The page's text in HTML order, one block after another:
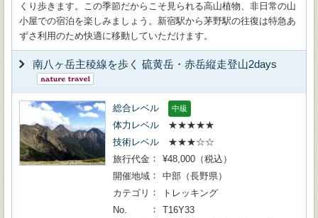
くり歩きます。この季節だからこそ見られる高山植物、非日常の山
小屋での宿泊を楽しみましょう。新宿駅から茅野駅の往復は特急あ
ずさ利用のため快適に移動していただけます。
南八ヶ岳主稜線を歩く 硫黄岳・赤岳縦走登山2days
総合レベル 中級
体力レベル
★★★★★
技術レベル
★★★☆☆
旅行代金
¥48,000（税込）
開催地域
中部（長野県）
カテゴリ
トレッキング
No.
T16Y33